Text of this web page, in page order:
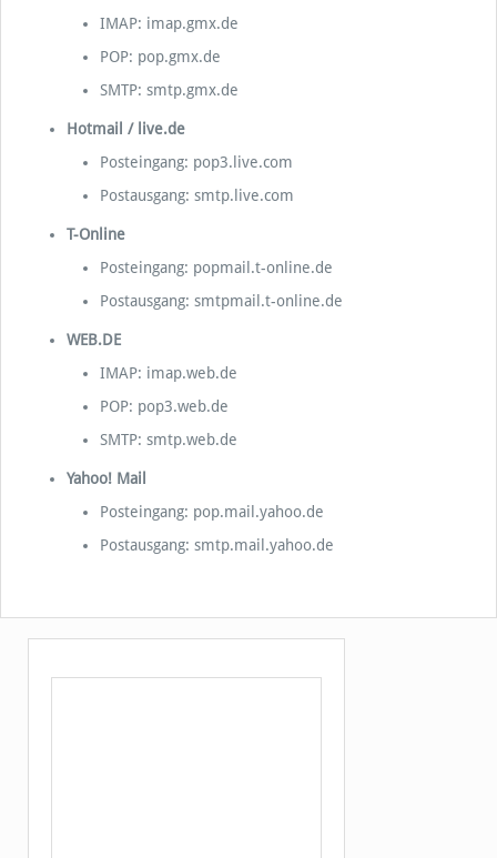
IMAP: imap.gmx.de
POP: pop.gmx.de
SMTP: smtp.gmx.de
Hotmail / live.de
Posteingang: pop3.live.com
Postausgang: smtp.live.com
T-Online
Posteingang: popmail.t-online.de
Postausgang: smtpmail.t-online.de
WEB.DE
IMAP: imap.web.de
POP: pop3.web.de
SMTP: smtp.web.de
Yahoo! Mail
Posteingang: pop.mail.yahoo.de
Postausgang: smtp.mail.yahoo.de